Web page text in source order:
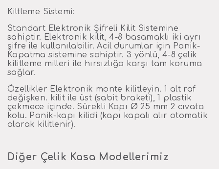
Kiltleme Sistemi:
Standart Elektronik Şifreli Kilit Sistemine
sahiptir. Elektronik kilit, 4-8 basamaklı iki ayrı
şifre ile kullanılabilir. Acil durumlar için Panik-
Kapatma sistemine sahiptir. 3 yönlü, 4-8 çelik
kilitleme milleri ile hırsızlığa karşı tam koruma
sağlar.
Özellikler Elektronik monte kilitleyin. 1 alt raf
değişken. kilit ile üst (sabit braketi), 1 plastik
çekmece içinde. Sürekli Kapı Ø 25 mm 2 cıvata
kolu. Panik-kapı kilidi (kapı kapalı alır otomatik
olarak kilitlenir).
Diğer Çelik Kasa Modellerimiz